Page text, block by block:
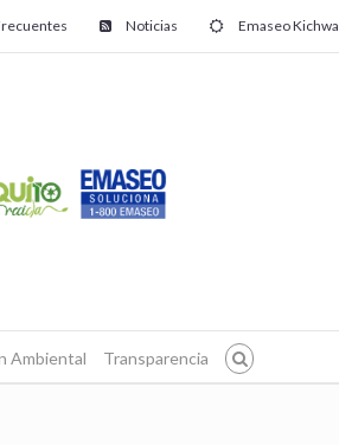
Noticias Emaseo Kichwa
Ambiental Transparencia